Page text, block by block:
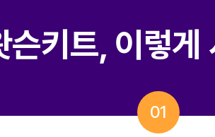
슨키트, 이렇게
01